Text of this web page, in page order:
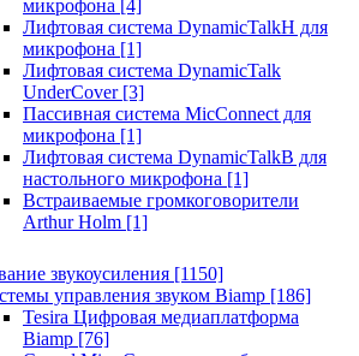
микрофона [4]
Лифтовая система DynamicTalkH для
микрофона [1]
Лифтовая система DynamicTalk
UnderCover [3]
Пассивная система MicConnect для
микрофона [1]
Лифтовая система DynamicTalkB для
настольного микрофона [1]
Встраиваемые громкоговорители
Arthur Holm [1]
звукоусиления [1150]
управления звуком Biamp [186]
Tesira Цифровая медиаплатформа
Biamp [76]